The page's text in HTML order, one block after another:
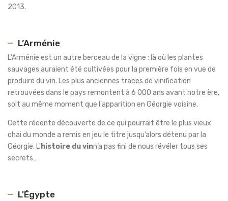
2013.
L’Arménie
L'Arménie est un autre berceau de la vigne : là où les plantes
sauvages auraient été cultivées pour la première fois en vue de
produire du vin. Les plus anciennes traces de vinification
retrouvées dans le pays remontent à 6 000 ans avant notre ère,
soit au même moment que l'apparition en Géorgie voisine.
Cette récente découverte de ce qui pourrait être le plus vieux
chai du monde a remis en jeu le titre jusqu’alors détenu par la
Géorgie. L'histoire du vinn’a pas fini de nous révéler tous ses
secrets…
L'Égypte